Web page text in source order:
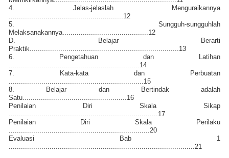
4. Jelas-jelaslah Menguraikannya
........................................................12
5. Sungguh-sungguhlah
Melaksanakannya..........................................12
D. Belajar Berarti
Praktik.........................................................................13
6. Pengetahuan dan Latihan
................................................................14
7. Kata-kata dan Perbuatan
..................................................................15
8. Belajar dan Bertindak adalah
Satu...................................................16
Penilaian Diri Skala Sikap
.........................................................................17
Penilaian Diri Skala Perilaku
.....................................................................20
Evaluasi Bab 1
...........................................................................................21